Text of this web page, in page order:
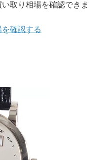
取り相場を確認できま
確認する